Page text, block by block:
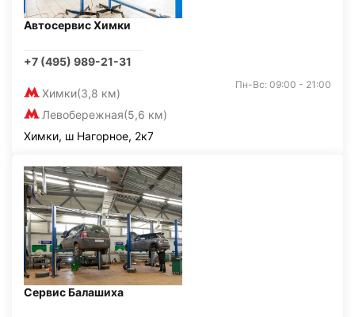
Автосервис Химки
+7 (495) 989-21-31
Химки(3,8 км)
Левобережная(5,6 км)
Пн-Вс: 09:00 - 21:00
Химки, ш Нагорное, 2к7
Сервис Балашиха